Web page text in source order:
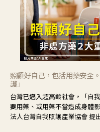
照顧好自己，包括用藥安全
護」
台灣已邁入超高齡社會，「自
要用藥、或用藥不當造成身體
法人台灣自我照護產業協會 提